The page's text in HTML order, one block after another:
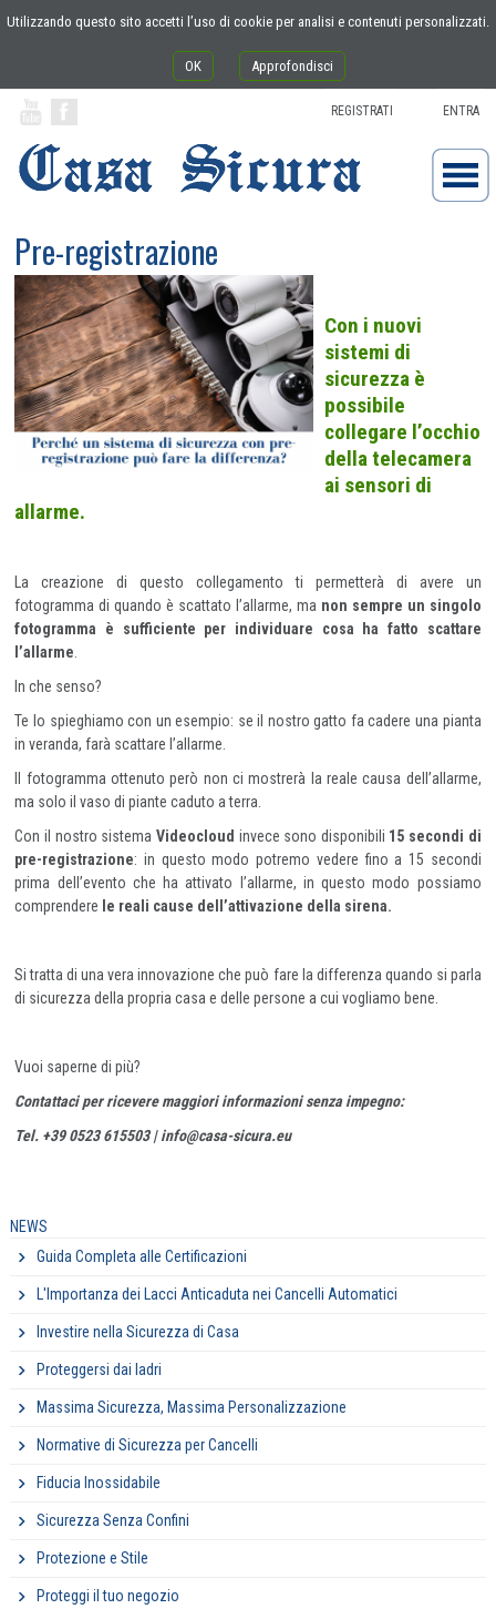
Utilizzando questo sito accetti l’uso di cookie per analisi e contenuti personalizzati.
OK Approfondisci
ENTRA
REGISTRATI
Pre-registrazione
Con i nuovi
sistemi di
sicurezza è
possibile
collegare l’occhio
della telecamera
ai sensori di
allarme.
La creazione di questo collegamento ti permetterà di avere un
fotogramma di quando è scattato l’allarme, ma non sempre un singolo
fotogramma è sufficiente per individuare cosa ha fatto scattare
l’allarme
In che senso?
Te lo spieghiamo con un esempio: se il nostro gatto fa cadere una pianta
in veranda, farà scattare l’allarme.
Il fotogramma ottenuto però non ci mostrerà la reale causa dell’allarme,
ma solo il vaso di piante caduto a terra.
Con il nostro sistema Videocloud invece sono disponibili 15 secondi di
pre-registrazione: in questo modo potremo vedere fino a 15 secondi
prima dell’evento che ha attivato l’allarme, in questo modo possiamo
comprendere le reali cause dell’attivazione della sirena.
Si tratta di una vera innovazione che può fare la differenza quando si parla
di sicurezza della propria casa e delle persone a cui vogliamo bene.
Vuoi saperne di più?
Contattaci per ricevere maggiori informazioni senza impegno:
Tel. +39 0523 615503 | info@casa-sicura.eu
NEWS
Guida Completa alle Certificazioni
L'Importanza dei Lacci Anticaduta nei Cancelli Automatici
Investire nella Sicurezza di Casa
Proteggersi dai ladri
Massima Sicurezza, Massima Personalizzazione
Normative di Sicurezza per Cancelli
Fiducia Inossidabile
Sicurezza Senza Confini
Protezione e Stile
Proteggi il tuo negozio